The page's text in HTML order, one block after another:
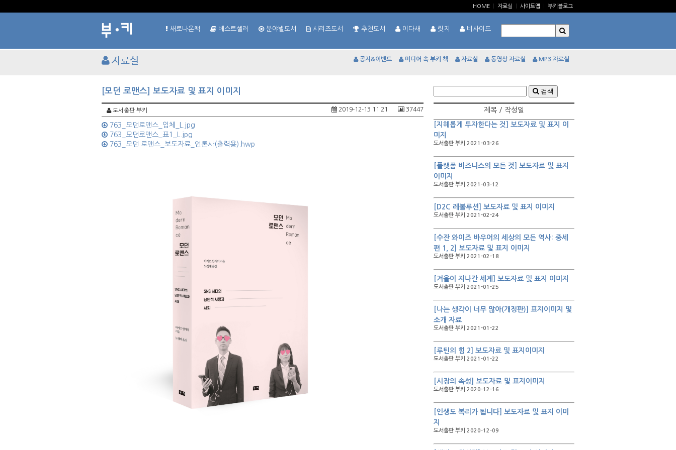
HOME 자료실 사이트맵 부키블로그
새로나온책 베스트셀러 분야별도서 시리즈도서 추천도서 이다새 릿지 비사이드
자료실 공지&이벤트 미디어 속 부키 책 자료실 동영상 자료실 MP3 자료실
[모던 로맨스] 보도자료 및 표지 이미지
도서출판 부키 37447
2019-12-13 11:21
763_모던로맨스_입체_L.jpg
763_모던로맨스_표1_L.jpg
763_모던 로맨스_보도자료_언론사(출력용).hwp
검색
제목 / 작성일
[지혜롭게 투자한다는 것] 보도자료 및 표지 이
미지
도서출판 부키 2021-03-26
[플랫폼 비즈니스의 모든 것] 보도자료 및 표지
이미지
도서출판 부키 2021-03-12
[D2C 레볼루션] 보도자료 및 표지 이미지
도서출판 부키 2021-02-24
[수잔 와이즈 바우어의 세상의 모든 역사: 중세
편 1, 2] 보도자료 및 표지 이미지
도서출판 부키 2021-02-18
[겨울이 지나간 세계] 보도자료 및 표지 이미지
도서출판 부키 2021-01-25
[나는 생각이 너무 많아(개정판)] 표지이미지 및
소개 자료
도서출판 부키 2021-01-22
[루틴의 힘 2] 보도자료 및 표지이미지
도서출판 부키 2021-01-22
[시장의 속성] 보도자료 및 표지이미지
도서출판 부키 2020-12-16
[인생도 복리가 됩니다] 보도자료 및 표지 이미
지
도서출판 부키 2020-12-09